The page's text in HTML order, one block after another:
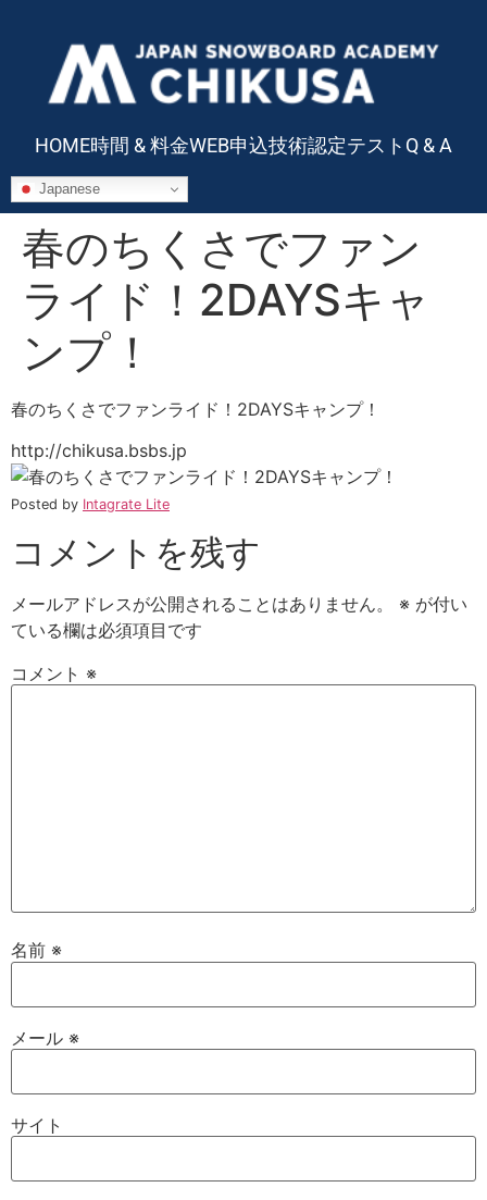
HOME時間 & 料金WEB申込技術認定テスト Q & A
Japanese
春のちくさでファン
ライド！2DAYSキャ
ンプ！
春のちくさでファンライド！2DAYSキャンプ！
http://chikusa.bsbs.jp
Posted by Intagrate Lite
コメントを残す
メールアドレスが公開されることはありません。 ※ が付い
ている欄は必須項目です
コメント ※
名前 ※
メール ※
サイト